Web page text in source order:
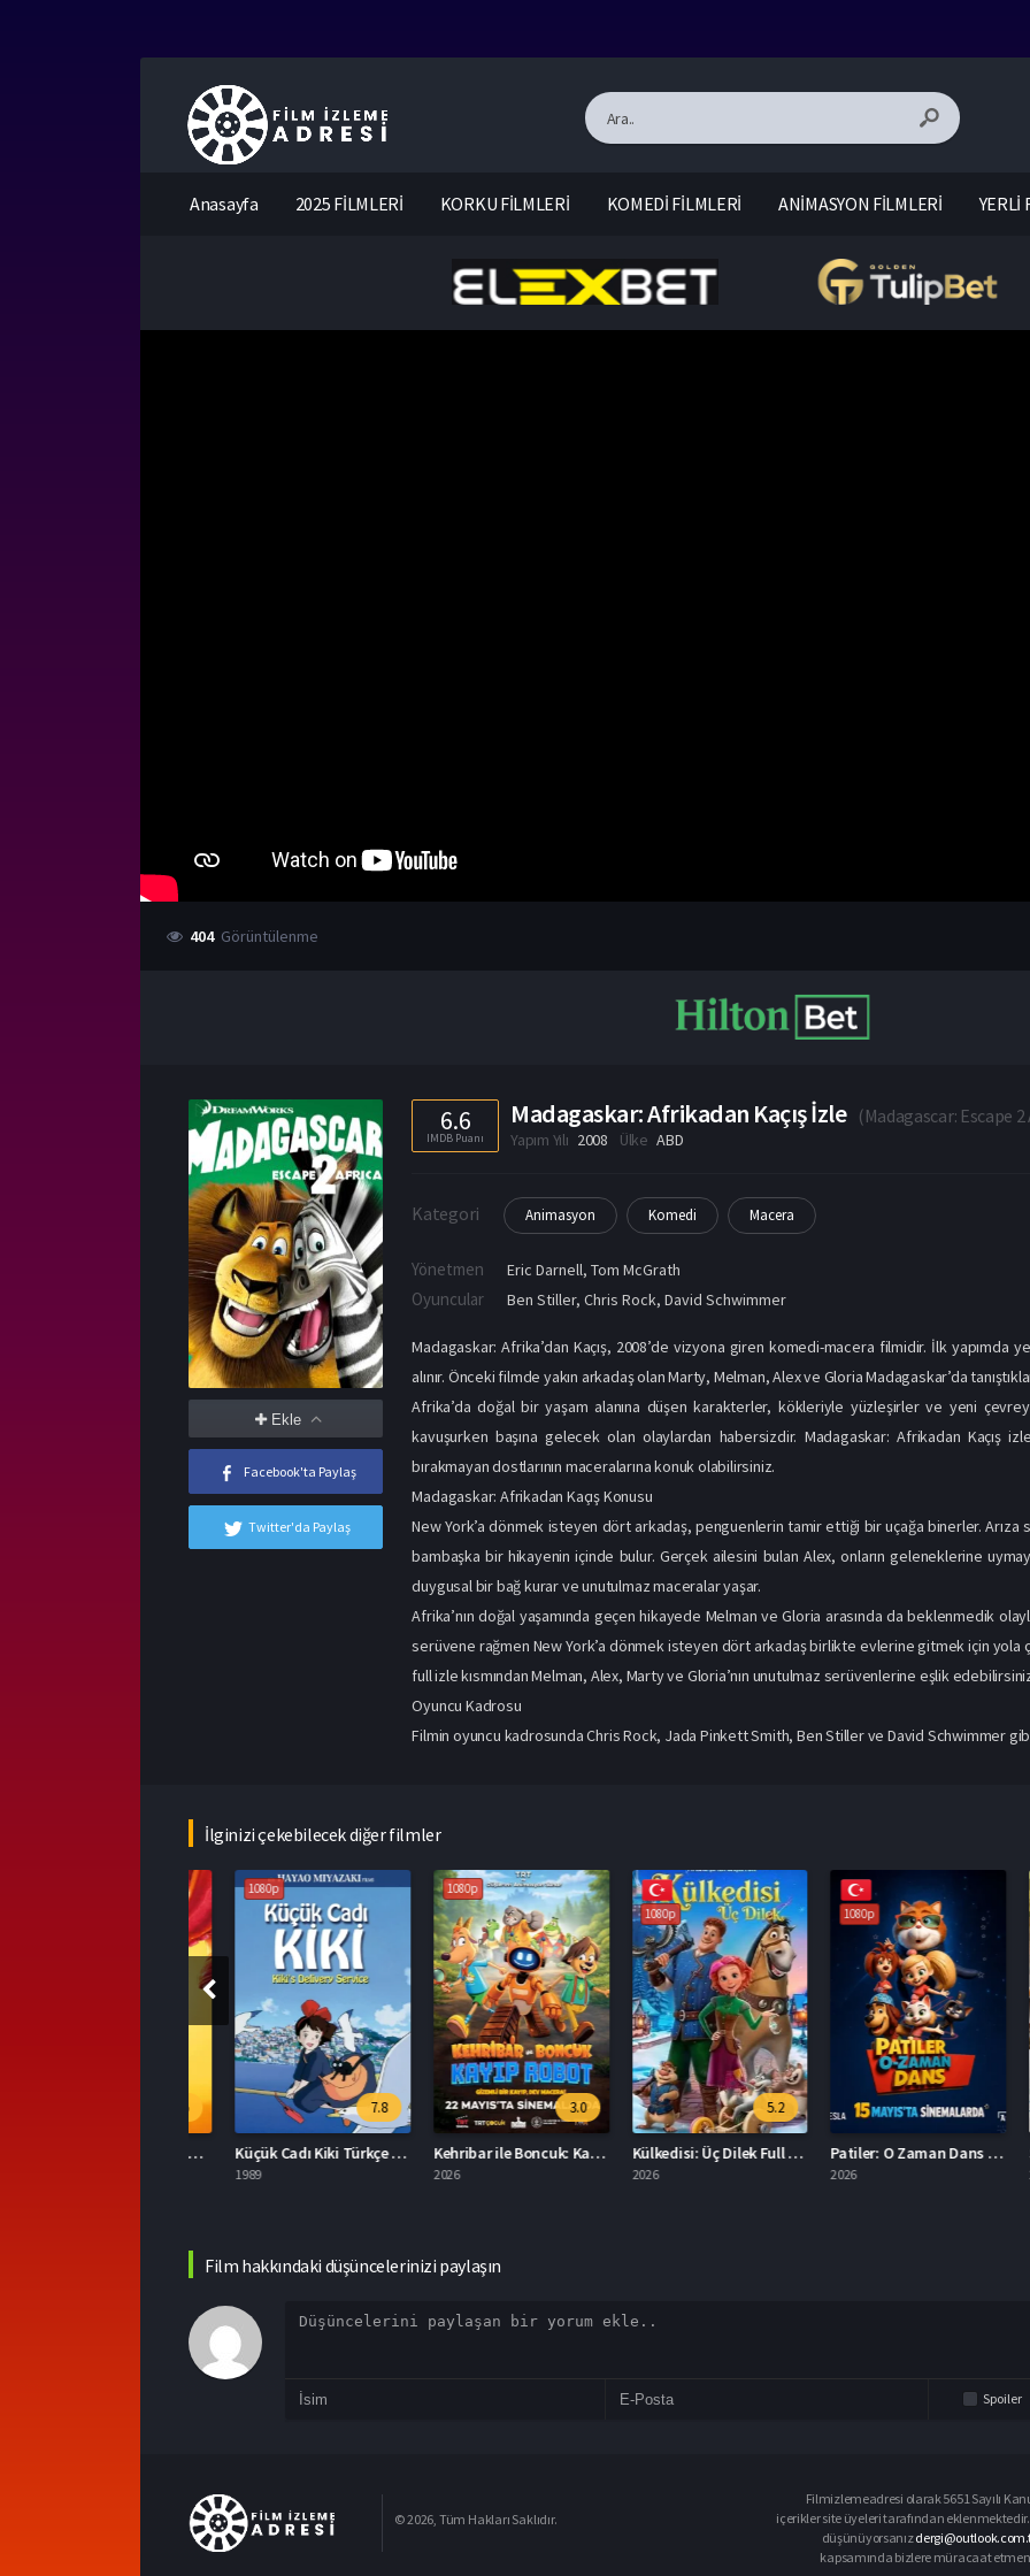
Anasayfa 2025 FİLMLERİ KORKU FİLMLERİ KOMEDİ FİLMLERİ ANİMASYON FİLMLERİ YERLİ
404 Görüntülenme
Ekle
Facebook'ta Paylaş
Twitter'da Paylaş
6.6
IMDB Puanı
Madagaskar: Afrikadan Kaçış İzle (Madagascar: Escape
Yapım Yılı 2008 Ülke ABD
Kategori Animasyon Komedi Macera
Yönetmen Eric Darnell,Tom McGrath
Oyuncular Ben Stiller,Chris Rock,David Schwimmer
Madagaskar: Afrika’dan Kaçış, 2008’de vizyona giren komedi-macera filmidir. İlk yapımda
alınır. Önceki filmde yakın arkadaş olan Marty, Melman, Alex ve Gloria Madagaskar’da
Afrika’da doğal bir yaşam alanına düşen karakterler, kökleriyle yüzleşirler ve yeni
kavuşurken başına gelecek olan olaylardan habersizdir. Madagaskar: Afrikadan Kaçış
bırakmayan dostlarının maceralarına konuk olabilirsiniz.
Madagaskar: Afrikadan Kaçış Konusu
New York’a dönmek isteyen dört arkadaş, penguenlerin tamir ettiği bir uçağa binerler.
bambaşka bir hikayenin içinde bulur. Gerçek ailesini bulan Alex, onların geleneklerine
duygusal bir bağ kurar ve unutulmaz maceralar yaşar.
Afrika’nın doğal yaşamında geçen hikayede Melman ve Gloria arasında da beklenmedik
serüvene rağmen New York’a dönmek isteyen dört arkadaş birlikte evlerine gitmek için yola
full izle kısmından Melman, Alex, Marty ve Gloria’nın unutulmaz serüvenlerine eşlik
Oyuncu Kadrosu
Filmin oyuncu kadrosunda Chris Rock, Jada Pinkett Smith, Ben Stiller ve David Schwimmer
İlginizi çekebilecek diğer filmler
1080p
7.8
Küçük Cadı Kiki Türkçe Dublaj İzle
1080p
3.0
Kehribar ile Boncuk: Kayıp Robot Film İzle
1080p
5.2
Külkedisi: Üç Dilek Full HD İzle
1080p
Patiler: O Zaman Dans İzle
Film hakkındaki düşüncelerinizi paylaşın
Spoiler
© 2026, Tüm Hakları Saklıdır.
Filmizlemeadresi olarak 5651 Sayılı
içerikler site üyeleri tarafından
düşünüyorsanız
kapsamında bizlere müracaat